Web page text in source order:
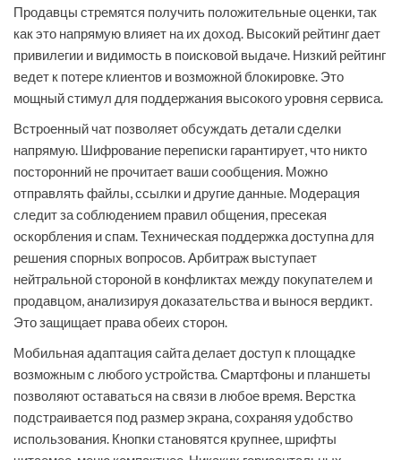
Продавцы стремятся получить положительные оценки, так
как это напрямую влияет на их доход. Высокий рейтинг дает
привилегии и видимость в поисковой выдаче. Низкий рейтинг
ведет к потере клиентов и возможной блокировке. Это
мощный стимул для поддержания высокого уровня сервиса.
Встроенный чат позволяет обсуждать детали сделки
напрямую. Шифрование переписки гарантирует, что никто
посторонний не прочитает ваши сообщения. Можно
отправлять файлы, ссылки и другие данные. Модерация
следит за соблюдением правил общения, пресекая
оскорбления и спам. Техническая поддержка доступна для
решения спорных вопросов. Арбитраж выступает
нейтральной стороной в конфликтах между покупателем и
продавцом, анализируя доказательства и вынося вердикт.
Это защищает права обеих сторон.
Мобильная адаптация сайта делает доступ к площадке
возможным с любого устройства. Смартфоны и планшеты
позволяют оставаться на связи в любое время. Верстка
подстраивается под размер экрана, сохраняя удобство
использования. Кнопки становятся крупнее, шрифты